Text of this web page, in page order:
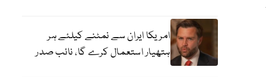
امریکا ایران سے نمٹنے کیلئے ہر
ہتھیار استعمال کرے گا، نائب صدر